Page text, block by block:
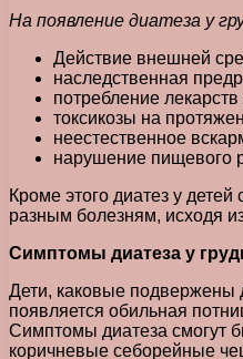
На появление диатеза у
Действие внешней
наследственная
потребление
токсикозы на
неестественное
нарушение пищевого
Кроме этого диатез у
разным болезням, исходя
Симптомы диатеза у
Дети, каковые подвержены
появляется обильная
Симптомы диатеза смогут
коричневые себорейные